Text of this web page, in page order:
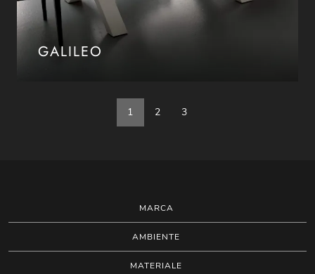
GALILEO
1 2 3
MARCA
AMBIENTE
MATERIALE